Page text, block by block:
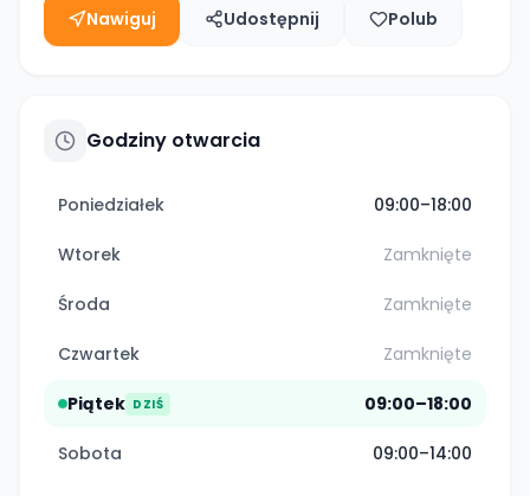
Nawiguj Udostępnij Polub
Godziny otwarcia
Poniedziałek 09:00–18:00
Wtorek Zamknięte
Środa Zamknięte
Czwartek Zamknięte
Piątek DZIŚ 09:00–18:00
Sobota 09:00–14:00